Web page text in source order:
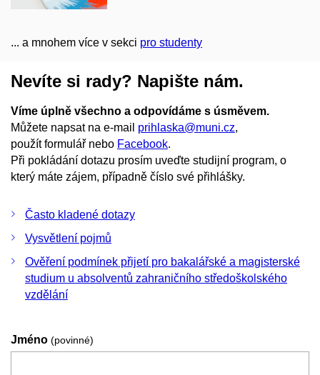
... a mnohem více v sekci pro studenty
Nevíte si rady? Napište nám.
Víme úplně všechno a odpovídáme s úsměvem.
Můžete napsat na e-mail prihlaska@muni.cz,
použít formulář nebo Facebook.
Při pokládání dotazu prosím uveďte studijní program, o
který máte zájem, případně číslo své přihlášky.
Často kladené dotazy
Vysvětlení pojmů
Ověření podmínek přijetí pro bakalářské a magisterské
studium u absolventů zahraničního středoškolského
vzdělání
Jméno (povinné)